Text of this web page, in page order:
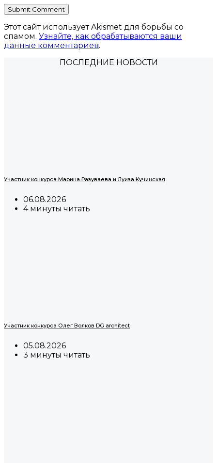
Этот сайт использует Akismet для борьбы со
спамом. Узнайте, как обрабатываются ваши
данные комментариев.
ПОСЛЕДНИЕ НОВОСТИ
Участник конкурса Марина Разуваева и Луиза Кучинская
06.08.2026
4 минуты читать
Участник конкурса Олег Волков DG architect
05.08.2026
3 минуты читать